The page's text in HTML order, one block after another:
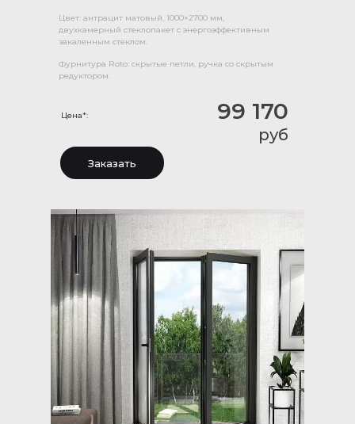
99 170
руб
Цвет: антрацит матовый, 1000×2700 мм,
двухкамерный стеклопакет с энергоэффективным
закаленным стеклом.
Фурнитура Roto: скрытые петли, ручка со скрытым
редуктором.
Цена*:
Заказать